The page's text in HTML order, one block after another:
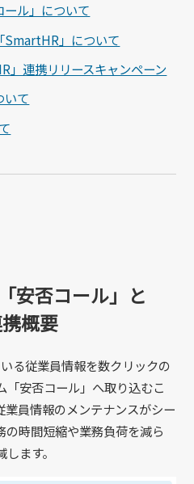
ル」について
SmartHR」について
」連携リリースキャンペーン
いて
安否コール」と
概要
る従業員情報を数クリックの
安否コール」へ取り込むこ
業員情報のメンテナンスがシー
時間短縮や業務負荷を減ら
ます。